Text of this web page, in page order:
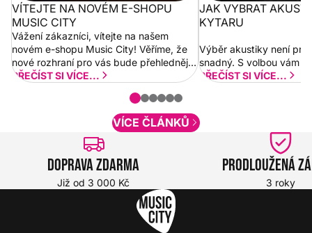
VÍTEJTE NA NOVÉM E-SHOPU
MUSIC CITY
Vážení zákazníci, vítejte na našem
novém e-shopu Music City! Věříme, že
nové rozhraní pro vás bude přehlednější
a rychlejší. Postupně budeme přidávat
PŘEČÍST SI VÍCE...
JAK VYBRAT
KYTARU
Výběr akustiky není pro
snadný. S volbou vám
PŘEČÍST SI VÍCE...
VÍCE ČLÁNKŮ
Doprava zdarma
Již od 3 000 Kč
Prodloužená
3 roky